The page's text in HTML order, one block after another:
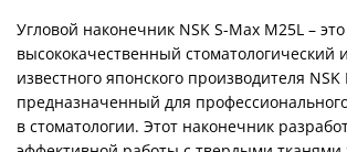
Угловой наконечник NSK S-Max M25L – это
высококачественный стоматологический
известного японского производителя
предназначенный для
в стоматологии. Этот наконечник